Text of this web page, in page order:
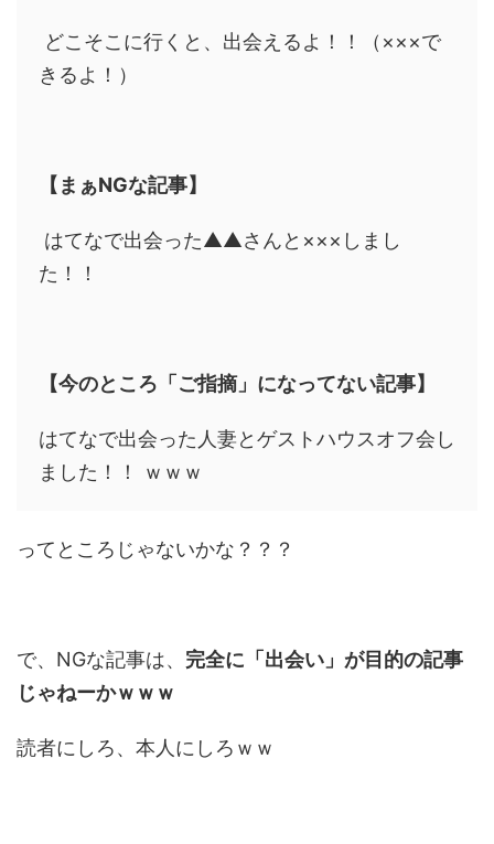
どこそこに行くと、出会えるよ！！（×××で
きるよ！）
【まぁNGな記事】
はてなで出会った▲▲さんと×××しまし
た！！
【今のところ「ご指摘」になってない記事】
はてなで出会った人妻とゲストハウスオフ会し
ました！！ ｗｗｗ
ってところじゃないかな？？？
で、NGな記事は、 完全に「出会い」が目的の記事
じゃねーかｗｗｗ
読者にしろ、本人にしろｗｗ